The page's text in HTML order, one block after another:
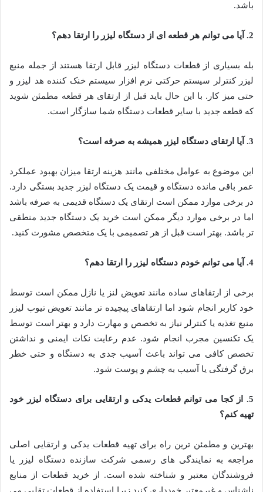
باشد.
2. آیا می توانم هر قطعه ای از دستگاه لیزر را ارتقا دهم؟
بله بسیاری از قطعات دستگاه لیزر قابل ارتقا هستند از جمله منبع
لیزر کنترلر سیستم حرکتی نرم افزار سیستم خنک کننده هد لیزر و
حتی میز کار . با این حال باید قبل از ارتقای هر قطعه مطمئن شوید
که قطعه جدید با سایر قطعات دستگاه شما سازگار است.
3. آیا ارتقای دستگاه لیزر همیشه به صرفه است؟
این موضوع به عوامل مختلفی مانند هزینه ارتقا میزان بهبود عملکرد
عمر باقی مانده دستگاه و قیمت یک دستگاه لیزر جدید بستگی دارد.
در برخی موارد ممکن است ارتقای یک دستگاه قدیمی به صرفه باشد
اما در برخی موارد دیگر ممکن است خرید یک دستگاه جدید منطقی
تر باشد. بهتر است قبل از هر تصمیمی با یک متخصص مشورت کنید.
4. آیا می توانم خودم دستگاه لیزر را ارتقا دهم؟
برخی از ارتقاهای ساده مانند تعویض لنز یا نازل ممکن است توسط
خود کاربر انجام شود اما ارتقاهای پیچیده تر مانند تعویض تیوب لیزر
منبع تغذیه یا کنترلر نیاز به تخصص و مهارت دارد و بهتر است توسط
یک تکنسین مجرب انجام شود. عدم رعایت نکات ایمنی و نداشتن
تخصص کافی می تواند باعث آسیب جدی به دستگاه و حتی خطر
برق گرفتگی یا آسیب به چشم و پوست شود.
5. از کجا می توانم قطعات یدکی و ارتقایی برای دستگاه لیزر خود
تهیه کنم؟
بهترین و مطمئن ترین راه برای تهیه قطعات یدکی و ارتقایی اصلی
مراجعه به نمایندگی های رسمی شرکت سازنده دستگاه لیزر یا
فروشندگان معتبر و شناخته شده است.
از خرید قطعات از منابع